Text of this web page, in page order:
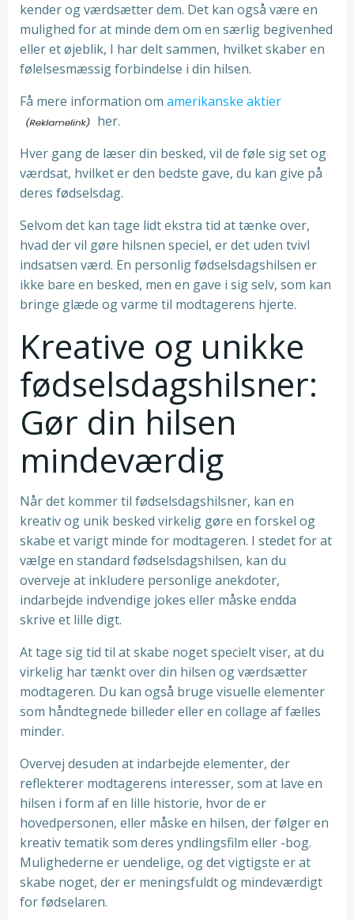
kender og værdsætter dem. Det kan også være en
mulighed for at minde dem om en særlig begivenhed
eller et øjeblik, I har delt sammen, hvilket skaber en
følelsesmæssig forbindelse i din hilsen.
Få mere information om amerikanske aktier
her.
Hver gang de læser din besked, vil de føle sig set og
værdsat, hvilket er den bedste gave, du kan give på
deres fødselsdag.
Selvom det kan tage lidt ekstra tid at tænke over,
hvad der vil gøre hilsnen speciel, er det uden tvivl
indsatsen værd. En personlig fødselsdagshilsen er
ikke bare en besked, men en gave i sig selv, som kan
bringe glæde og varme til modtagerens hjerte.
Kreative og unikke
fødselsdagshilsner:
Gør din hilsen
mindeværdig
Når det kommer til fødselsdagshilsner, kan en
kreativ og unik besked virkelig gøre en forskel og
skabe et varigt minde for modtageren. I stedet for at
vælge en standard fødselsdagshilsen, kan du
overveje at inkludere personlige anekdoter,
indarbejde indvendige jokes eller måske endda
skrive et lille digt.
At tage sig tid til at skabe noget specielt viser, at du
virkelig har tænkt over din hilsen og værdsætter
modtageren. Du kan også bruge visuelle elementer
som håndtegnede billeder eller en collage af fælles
minder.
Overvej desuden at indarbejde elementer, der
reflekterer modtagerens interesser, som at lave en
hilsen i form af en lille historie, hvor de er
hovedpersonen, eller måske en hilsen, der følger en
kreativ tematik som deres yndlingsfilm eller -bog.
Mulighederne er uendelige, og det vigtigste er at
skabe noget, der er meningsfuldt og mindeværdigt
for fødselaren.